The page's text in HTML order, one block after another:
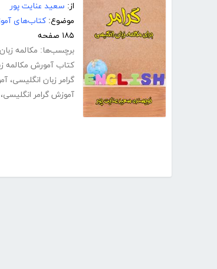
از: سعید عنایت پور
موضوع: کتاب‌های
۱۸۵ صفحه
برچسب‌ها: مکالمه
کتاب آمورش مکالمه
گرامر زبان انگلیسی،
آموزش گرامر انگلیسی،